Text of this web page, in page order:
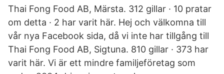
Thai Fong Food AB, Märsta. 312 gillar · 10 pratar
om detta · 2 har varit här. Hej och välkomna till
vår nya Facebook sida, då vi inte har tillgång till
Thai Fong Food AB, Sigtuna. 810 gillar · 373 har
varit här. Vi är ett mindre familjeföretag som